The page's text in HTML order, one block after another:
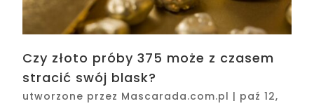
Czy złoto próby 375 może z czasem
stracić swój blask?
utworzone przez Mascarada.com.pl | paź 12,